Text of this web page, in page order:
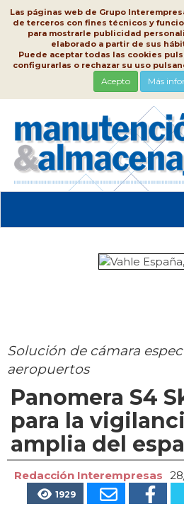
Las páginas web de Grupo
de terceros con fines técnicos y
para mostrarle publicidad
elaborado a partir de sus
Puede aceptar todas las cookies
configurarlas o rechazar su uso
Acepto Más
Solución de cámara
aeropuertos
Panomera S4
para la
amplia del
Redacción Interempresas
1929